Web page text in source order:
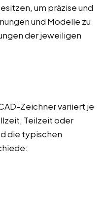
um präzise und
und Modelle zu
der jeweiligen
Zeichner variiert je
Teilzeit oder
die typischen